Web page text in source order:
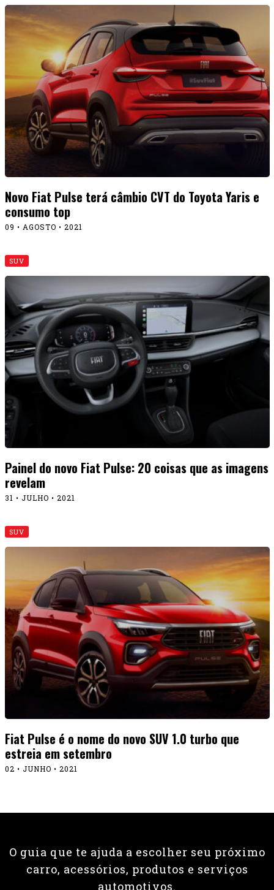
Novo Fiat Pulse terá câmbio CVT do Toyota Yaris e
consumo top
09 • AGOSTO • 2021
SUV
Painel do novo Fiat Pulse: 20 coisas que as imagens
revelam
31 • JULHO • 2021
SUV
Fiat Pulse é o nome do novo SUV 1.0 turbo que
estreia em setembro
02 • JUNHO • 2021
O guia que te ajuda a escolher seu próximo
carro, acessórios, produtos e serviços
automotivos.